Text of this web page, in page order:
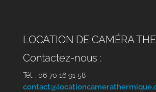
LOCATION DE CAMÉRA
Contactez-nous :
Tél. : 06 70 16 91 58